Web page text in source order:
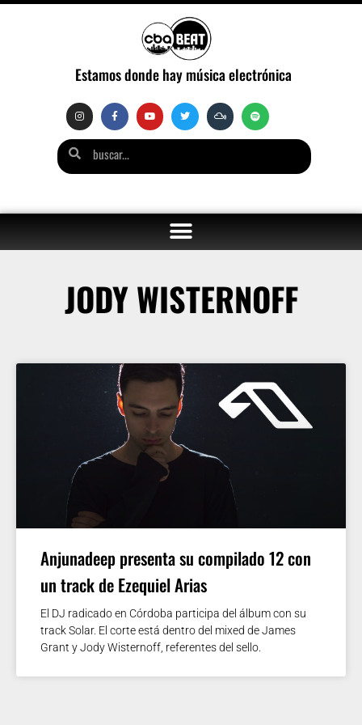
Estamos donde hay música electrónica
JODY WISTERNOFF
Anjunadeep presenta su compilado 12 con
un track de Ezequiel Arias
El DJ radicado en Córdoba participa del álbum con su
track Solar. El corte está dentro del mixed de James
Grant y Jody Wisternoff, referentes del sello.